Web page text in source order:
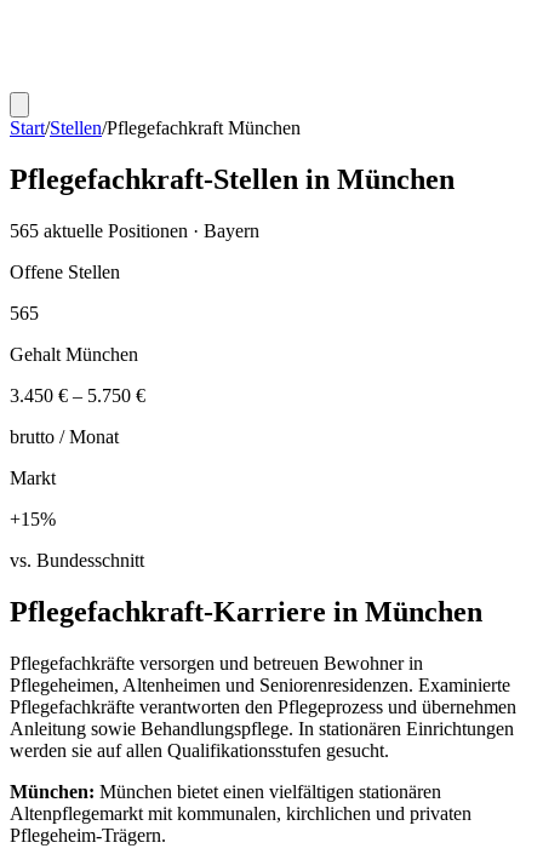
Start/Stellen/Pflegefachkraft München
Pflegefachkraft-Stellen in München
565 aktuelle Positionen · Bayern
Offene Stellen
565
Gehalt München
3.450 € – 5.750 €
brutto /Monat
Markt
+15%
vs. Bundesschnitt
Pflegefachkraft-Karriere in München
Pflegefachkräfte versorgen und betreuen Bewohner in
Pflegeheimen, Altenheimen und Seniorenresidenzen. Examinierte
Pflegefachkräfte verantworten den Pflegeprozess und übernehmen
Anleitung sowie Behandlungspflege. In stationären Einrichtungen
werden sie auf allen Qualifikationsstufen gesucht.
München: München bietet einen vielfältigen stationären
Altenpflegemarkt mit kommunalen, kirchlichen und privaten
Pflegeheim-Trägern.